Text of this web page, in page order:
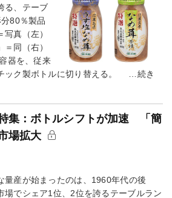
る、テーブ
80％製品
写真（左）
同（右）
器を、従来
ック製ボトルに切り替える。 …続き
集：ボトルシフトが加速 「簡
場拡大
産が始まったのは、1960年代の後
場でシェア1位、2位を誇るテーブルラン